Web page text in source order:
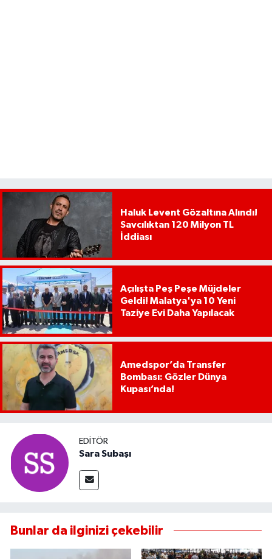
Haluk Levent Gözaltına Alındı!
Savcılıktan 120 Milyon TL
İddiası
Açılışta Peş Peşe Müjdeler
Geldi! Malatya'ya 10 Yeni
Taziye Evi Daha Yapılacak
Amedspor’da Transfer
Bombası: Gözler Dünya
Kupası’nda!
EDITÖR
Sara Subaşı
Bunlar da ilginizi çekebilir